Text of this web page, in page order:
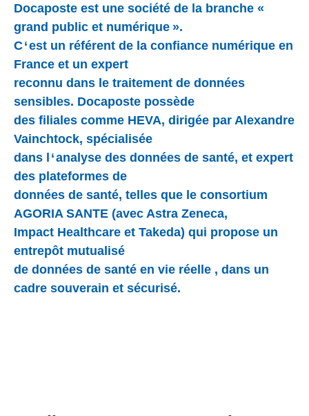
Docaposte est une société de la branche «
grand public et numérique ».
C ‘ est un référent de la confiance numérique en
France et un expert
reconnu dans le traitement de données
sensibles. Docaposte possède
des filiales comme HEVA, dirigée par Alexandre
Vainchtock, spécialisée
dans l ‘ analyse des données de santé, et expert
des plateformes de
données de santé, telles que le consortium
AGORIA SANTE (avec Astra Zeneca,
Impact Healthcare et Takeda) qui propose un
entrepôt mutualisé
de données de santé en vie réelle , dans un
cadre souverain et sécurisé.